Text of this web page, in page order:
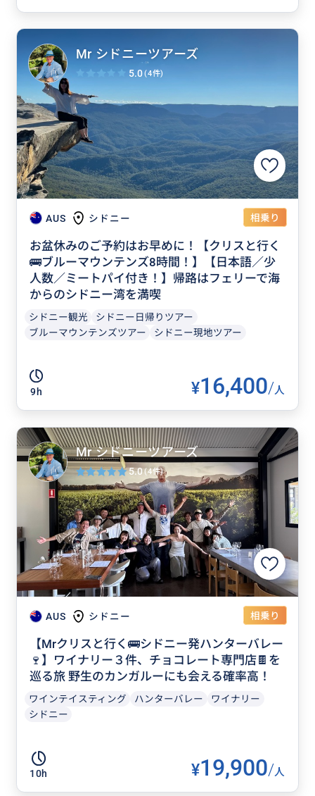
AUS シドニー 相乗り
お盆休みのご予約はお早めに！【クリスと行く
🚌ブルーマウンテンズ8時間！】【日本語／少
人数／ミートパイ付き！】帰路はフェリーで海
からのシドニー湾を満喫
シドニー観光
シドニー日帰りツアー
ブルーマウンテンズツアー
シドニー現地ツアー
9h ¥16,400/人
Mr シドニーツアーズ
5.0(4件)
AUS シドニー 相乗り
【Mrクリスと行く🚌シドニー発ハンターバレー
🍷】ワイナリー３件、チョコレート専門店🍫を
巡る旅 野生のカンガルーにも会える確率高！
ワインテイスティング ハンターバレー
ワイナリー
シドニー
10h ¥19,900/人
Mr シドニーツアーズ
5.0(4件)